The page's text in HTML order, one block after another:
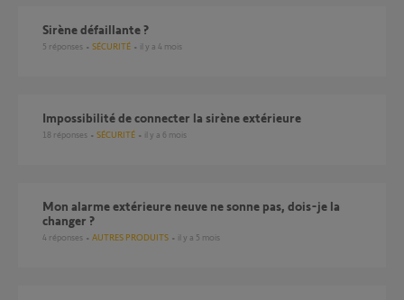
Sirène défaillante ?
5 réponses SÉCURITÉ il y a 4 mois
Impossibilité de connecter la sirène extérieure
18 réponses SÉCURITÉ il y a 6 mois
Mon alarme extérieure neuve ne sonne pas, dois-je la
changer ?
4 réponses AUTRES PRODUITS il y a 5 mois